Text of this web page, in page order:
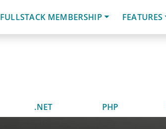
FULLSTACK MEMBERSHIP FEATURES
.NET PHP